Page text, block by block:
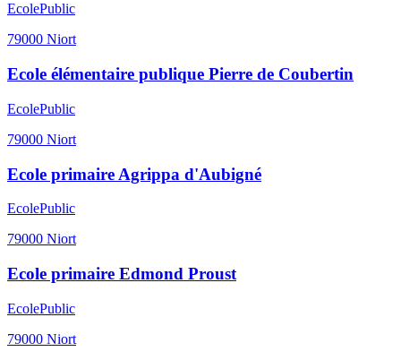
EcolePublic
79000 Niort
Ecole élémentaire publique Pierre de Coubertin
EcolePublic
79000 Niort
Ecole primaire Agrippa d'Aubigné
EcolePublic
79000 Niort
Ecole primaire Edmond Proust
EcolePublic
79000 Niort